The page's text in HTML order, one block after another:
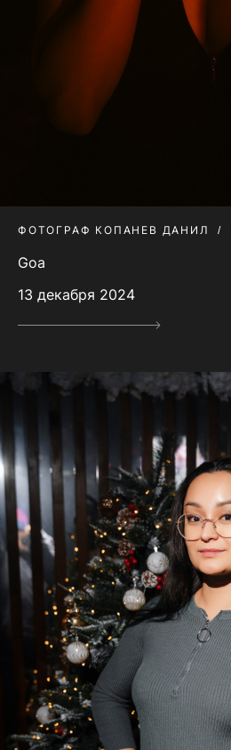
ФОТОГРАФ КОПАНЕВ ДАНИЛ
Goa
13 декабря 2024